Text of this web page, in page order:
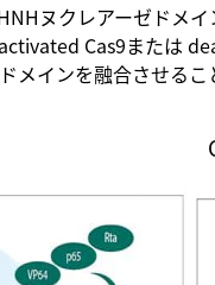
ヌクレアーゼドメ
Cas9または
メインを融合させる